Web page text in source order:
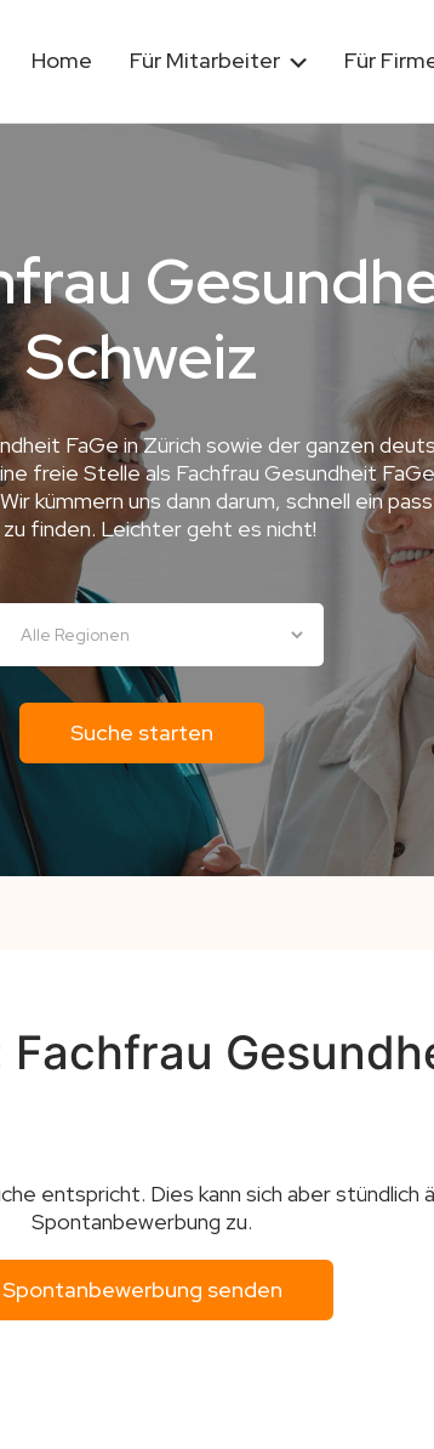
Home Für Mitarbeiter Für
Schweiz
FaGe in Zürich sowie der ganzen
freie Stelle als Fachfrau Gesundheit
kümmern uns dann darum, schnell ein
zu finden. Leichter geht es nicht!
entspricht. Dies kann sich aber stündlich
Spontanbewerbung zu.
Spontanbewerbung senden